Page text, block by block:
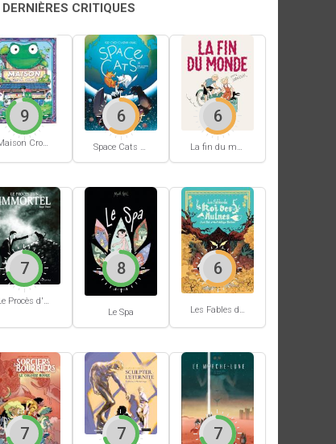
DERNIÈRES CRITIQUES
Maison Croâ Croâ
9
Space Cats #1
6
La fin du monde (Stanislas)
6
Le Procès d'un immortel
7
Le Spa
8
Les Fables du Roi des Aulnes
6
7 7 7